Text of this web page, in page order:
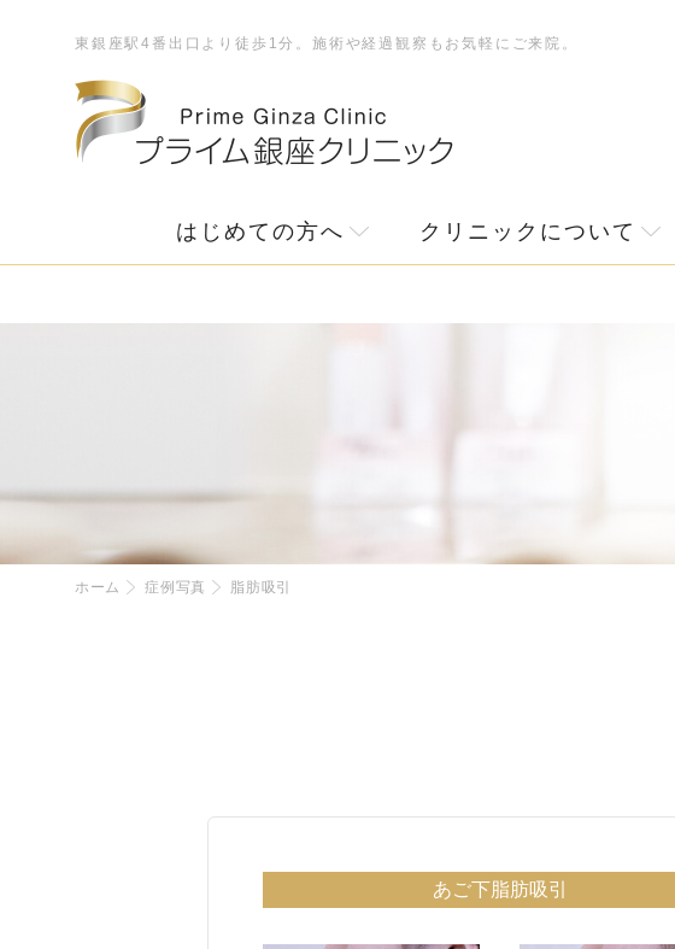
東銀座駅4番出口より徒歩1分。施術や経過観察もお気軽にご来院。
はじめての方へ クリニックについて
ホーム 症例写真 脂肪吸引
あご下脂肪吸引